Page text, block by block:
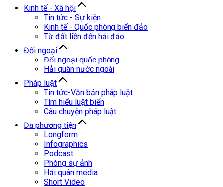
Kinh tế - Xã hội
Tin tức - Sự kiện
Kinh tế - Quốc phòng biển đảo
Từ đất liền đến hải đảo
Đối ngoại
Đối ngoại quốc phòng
Hải quân nước ngoài
Pháp luật
Tin tức-Văn bản pháp luật
Tìm hiểu luật biển
Câu chuyện pháp luật
Đa phương tiện
Longform
Infographics
Podcast
Phóng sự ảnh
Hải quân media
Short Video